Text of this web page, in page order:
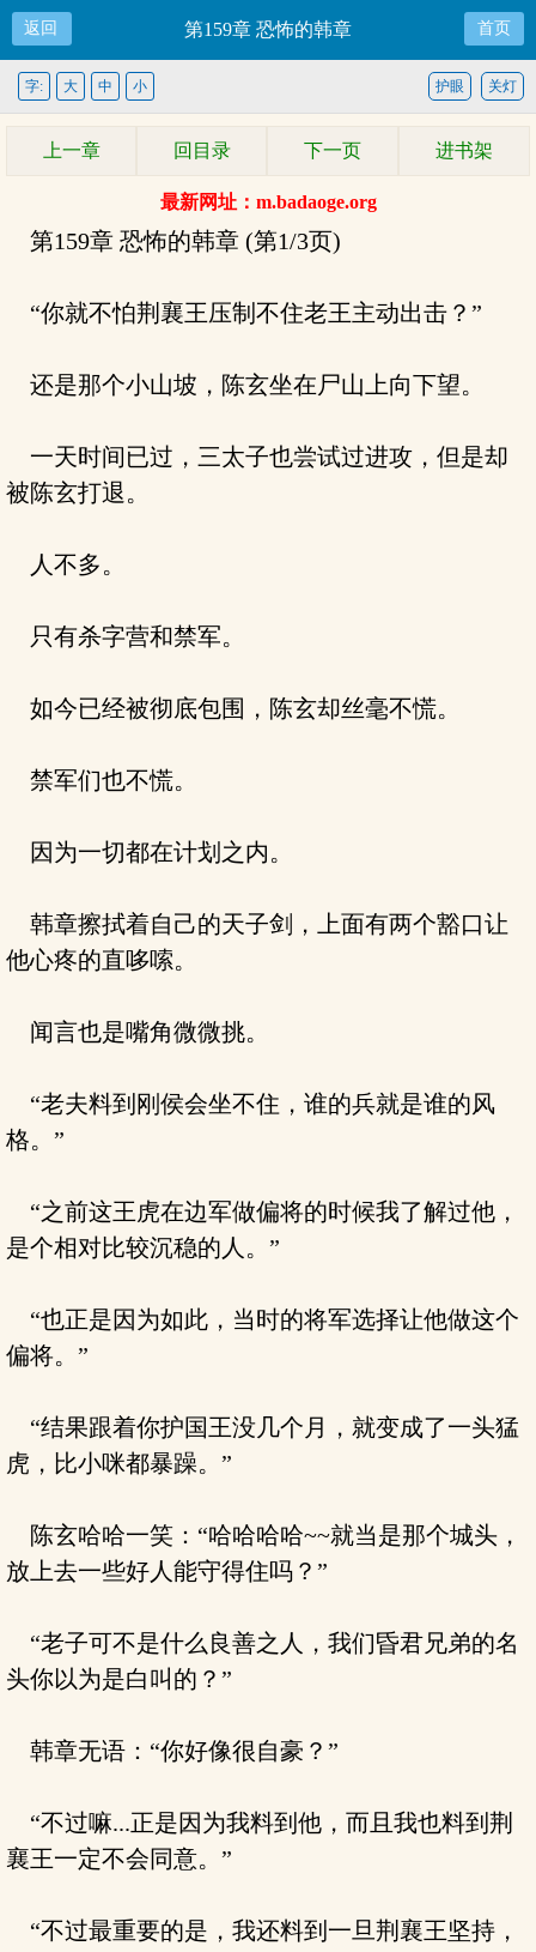
返回 第159章 恐怖的韩章 首页
关灯
护眼
字: 大 中 小
上一章 回目录 下一页 进书架
最新网址：m.badaoge.org
第159章 恐怖的韩章 (第1/3页)
“你就不怕荆襄王压制不住老王主动出击？”
还是那个小山坡，陈玄坐在尸山上向下望。
一天时间已过，三太子也尝试过进攻，但是却
被陈玄打退。
人不多。
只有杀字营和禁军。
如今已经被彻底包围，陈玄却丝毫不慌。
禁军们也不慌。
因为一切都在计划之内。
韩章擦拭着自己的天子剑，上面有两个豁口让
他心疼的直哆嗦。
闻言也是嘴角微微挑。
“老夫料到刚侯会坐不住，谁的兵就是谁的风
格。”
“之前这王虎在边军做偏将的时候我了解过他，
是个相对比较沉稳的人。”
“也正是因为如此，当时的将军选择让他做这个
偏将。”
“结果跟着你护国王没几个月，就变成了一头猛
虎，比小咪都暴躁。”
陈玄哈哈一笑：“哈哈哈哈~~就当是那个城头，
放上去一些好人能守得住吗？”
“老子可不是什么良善之人，我们昏君兄弟的名
头你以为是白叫的？”
韩章无语：“你好像很自豪？”
“不过嘛...正是因为我料到他，而且我也料到荆
襄王一定不会同意。”
“不过最重要的是，我还料到一旦荆襄王坚持，